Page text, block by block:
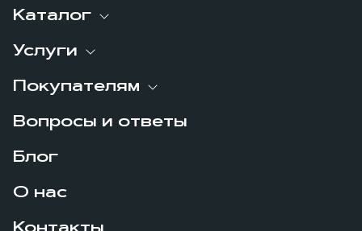
Каталог
Услуги
Покупателям
Вопросы и ответы
Блог
О нас